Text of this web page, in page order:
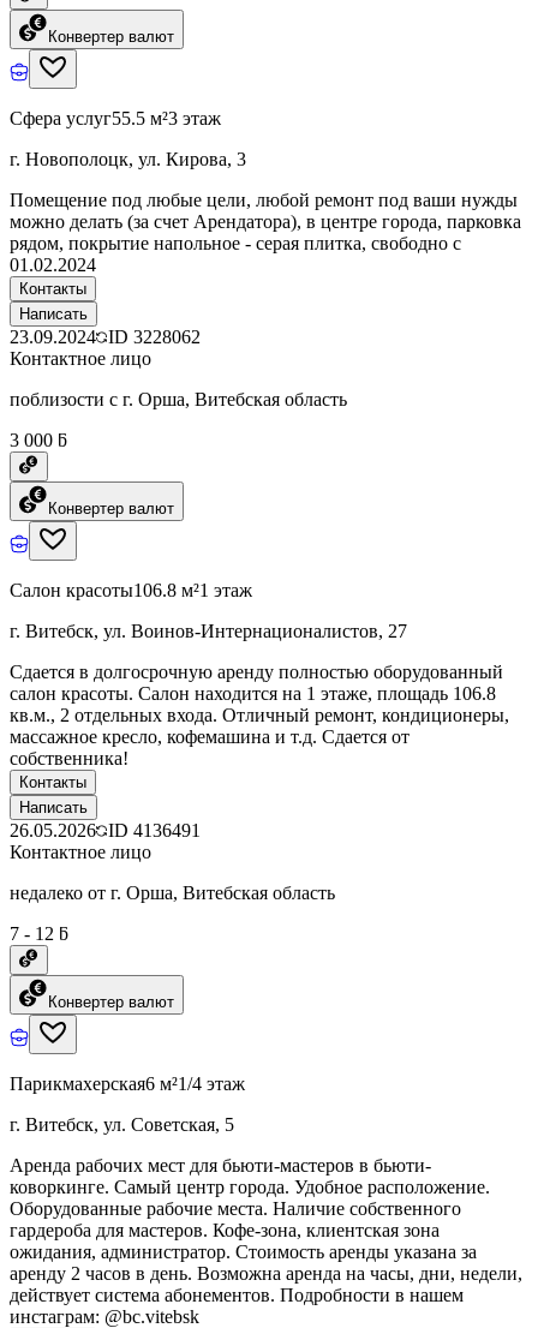
Конвертер валют
Сфера услуг55.5 м²3 этаж
г. Новополоцк, ул. Кирова, 3
Помещение под любые цели, любой ремонт под ваши нужды
можно делать (за счет Арендатора), в центре города, парковка
рядом, покрытие напольное - серая плитка, свободно с
01.02.2024
Контакты
Написать
23.09.2024 ID 3228062
Контактное лицо
поблизости с г. Орша, Витебская область
3 000 ƃ
Конвертер валют
Салон красоты106.8 м²1 этаж
г. Витебск, ул. Воинов-Интернационалистов, 27
Сдается в долгосрочную аренду полностью оборудованный
салон красоты. Салон находится на 1 этаже, площадь 106.8
кв.м., 2 отдельных входа. Отличный ремонт, кондиционеры,
массажное кресло, кофемашина и т.д. Сдается от
собственника!
Контакты
Написать
26.05.2026 ID 4136491
Контактное лицо
недалеко от г. Орша, Витебская область
7 - 12 ƃ
Конвертер валют
Парикмахерская6 м²1/4 этаж
г. Витебск, ул. Советская, 5
Аренда рабочих мест для бьюти-мастеров в бьюти-
коворкинге. Самый центр города. Удобное расположение.
Оборудованные рабочие места. Наличие собственного
гардероба для мастеров. Кофе-зона, клиентская зона
ожидания, администратор. Стоимость аренды указана за
аренду 2 часов в день. Возможна аренда на часы, дни, недели,
действует система абонементов. Подробности в нашем
инстаграм: @bc.vitebsk